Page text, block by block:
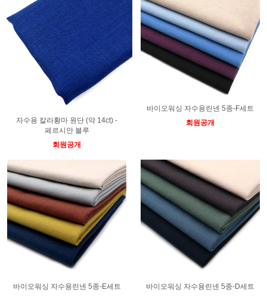
자수용 칼라황마 원단 (약 14ct) -
페르시안 블루
회원공개
바이오워싱 자수용린넨 5종-F세트
회원공개
바이오워싱 자수용린넨 5종-E세트
바이오워싱 자수용린넨 5종-D세트